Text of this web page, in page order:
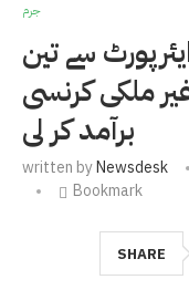
جرم
سے تین
ملکی کرنسی
برآمد کر لی
written byNewsdesk
Bookmark
SHARE